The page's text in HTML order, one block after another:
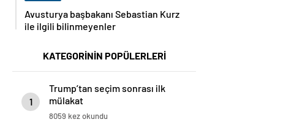
Avusturya başbakanı Sebastian Kurz
ile ilgili bilinmeyenler
KATEGORİNİN POPÜLERLERİ
1
Trump’tan seçim sonrası ilk
mülakat
8059 kez okundu